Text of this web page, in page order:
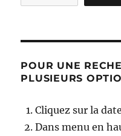
POUR UNE
PLUSIEURS
Cliquez sur la
Dans menu en